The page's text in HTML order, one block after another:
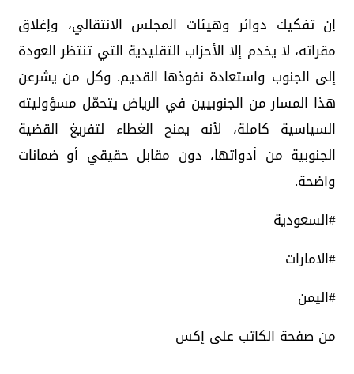
إن تفكيك دوائر وهيئات المجلس الانتقالي، وإغلاق
مقراته، لا يخدم إلا الأحزاب التقليدية التي تنتظر العودة
إلى الجنوب واستعادة نفوذها القديم. وكل من يشرعن
هذا المسار من الجنوبيين في الرياض يتحمّل مسؤوليته
السياسية كاملة، لأنه يمنح الغطاء لتفريغ القضية
الجنوبية من أدواتها، دون مقابل حقيقي أو ضمانات
واضحة.
#السعودية
#الامارات
#اليمن
من صفحة الكاتب على إكس